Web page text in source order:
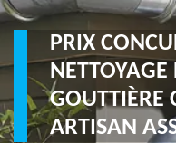
PRIX
NETTOYAGE
GOUTTIÈRE
ARTISAN